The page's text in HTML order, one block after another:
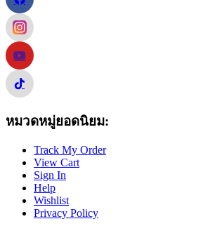
หมวดหมู่ยอดนิยม:
Track My Order
View Cart
Sign In
Help
Wishlist
Privacy Policy